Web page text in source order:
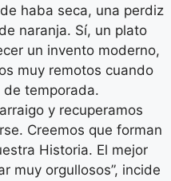
haba seca, una perdiz
naranja. Sí, un plato
un invento moderno,
muy remotos cuando
temporada.
y recuperamos
Creemos que forman
Historia. El mejor
muy orgullosos”, incide